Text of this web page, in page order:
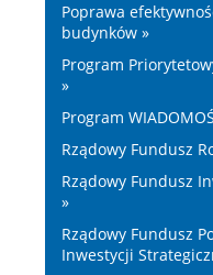
Poprawa
budynków »
Program
»
Program
Rządowy Fundusz
Rządowy Fundusz
»
Rządowy Fundusz
Inwestycji